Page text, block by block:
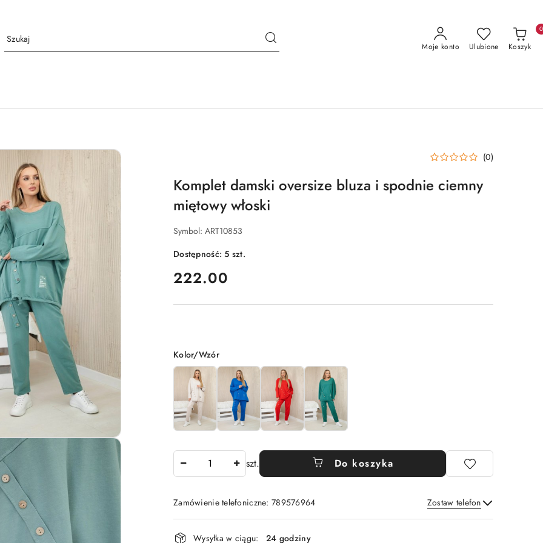
Moje konto Ulubione Koszyk
0
(0)
Komplet damski oversize bluza i spodnie ciemny
miętowy włoski
Symbol: ART10853
Dostępność:5 szt.
cena:
222.00
Wariant
Kolor/Wzór
szt. Do koszyka
Zamówienie telefoniczne: 789576964 Zostaw telefon
Wyślij
Dostępność
Wysyłka w ciągu:
24 godziny